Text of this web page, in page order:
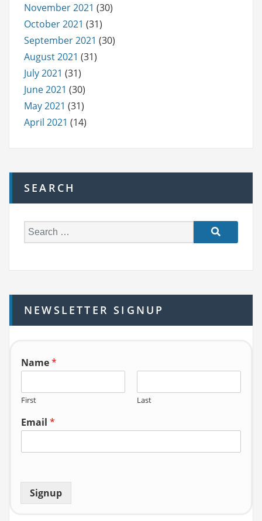
November 2021 (30)
October 2021 (31)
September 2021 (30)
August 2021 (31)
July 2021 (31)
June 2021 (30)
May 2021 (31)
April 2021 (14)
SEARCH
e
h
f
o
NEWSLETTER SIGNUP
Name*
First Last
Email *
Signup